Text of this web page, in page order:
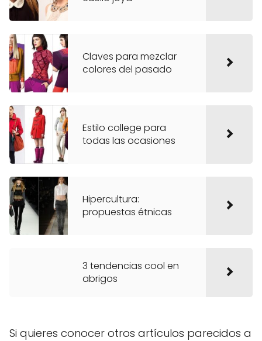
Claves para mezclar
colores del pasado
Estilo college para
todas las ocasiones
Hipercultura:
propuestas étnicas
3 tendencias cool en
abrigos
Si quieres conocer otros artículos parecidos a